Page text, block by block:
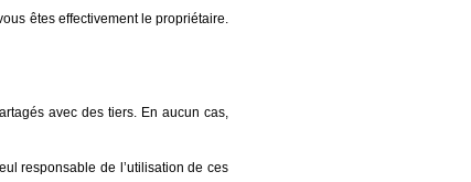
êtes effectivement le propriétaire.
avec des tiers. En aucun cas,
responsable de l’utilisation de ces